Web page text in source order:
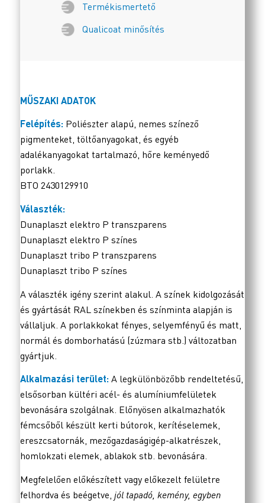
Termékismertető
Qualicoat minősítés
MŰSZAKI ADATOK
Felépítés: Poliészter alapú, nemes színező
pigmenteket, töltőanyagokat, és egyéb
adalékanyagokat tartalmazó, hőre keményedő
porlakk.
BTO 2430129910
Választék:
Dunaplaszt elektro P transzparens
Dunaplaszt elektro P színes
Dunaplaszt tribo P transzparens
Dunaplaszt tribo P színes
A választék igény szerint alakul. A színek kidolgozását
és gyártását RAL színekben és színminta alapján is
vállaljuk. A porlakkokat fényes, selyemfényű és matt,
normál és domborhatású (zúzmara stb.) változatban
gyártjuk.
Alkalmazási terület: A legkülönbözőbb rendeltetésű,
elsősorban kültéri acél- és alumíniumfelületek
bevonására szolgálnak. Előnyösen alkalmazhatók
fémcsőből készült kerti bútorok, kerítéselemek,
ereszcsatornák, mezőgazdaságigép-alkatrészek,
homlokzati elemek, ablakok stb. bevonására.
Megfelelően előkészített vagy előkezelt felületre
felhordva és beégetve, jól tapadó, kemény, egyben